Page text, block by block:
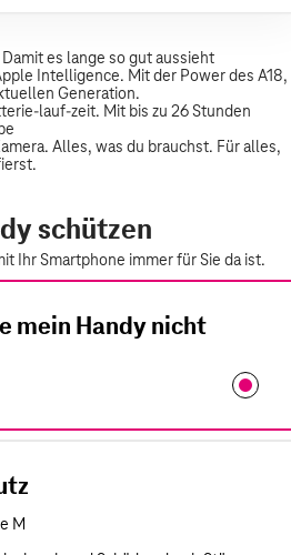
schützen
Ihr Smartphone immer für Sie da ist.
mein Handy nicht